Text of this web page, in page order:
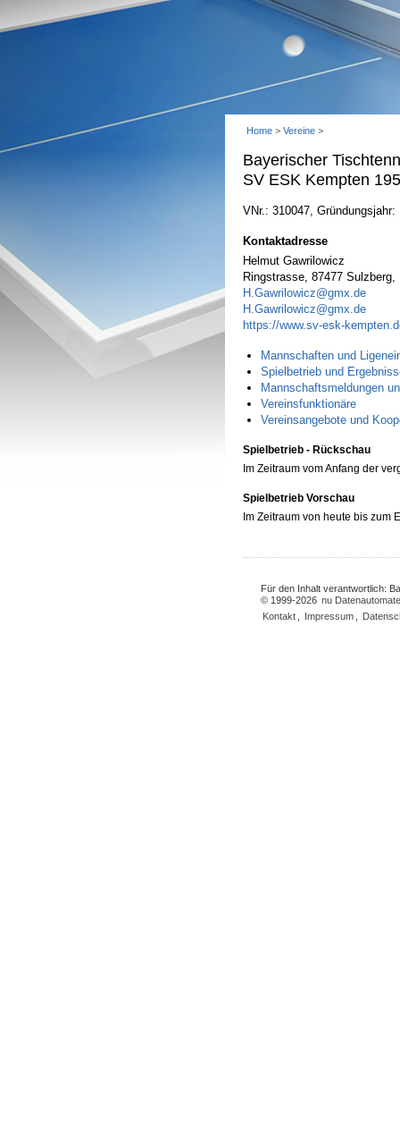
Home > Vereine >
Bayerischer
SV ESK Kempten
VNr.: 310047, Gründungsjahr:
Kontaktadresse
Helmut Gawrilowicz
Ringstrasse, 87477 Sulzberg,
H.Gawrilowicz@gmx.de
H.Gawrilowicz@gmx.de
https://www.sv-esk-
Mannschaften und
Spielbetrieb und
Mannschaftsmeldungen
Vereinsfunktionäre
Vereinsangebote und
Spielbetrieb - Rückschau
Im Zeitraum vom Anfang der
Spielbetrieb Vorschau
Im Zeitraum von heute bis zum
Für den Inhalt verantwortlich:
© 1999-2026 nu
Kontakt
Impressum